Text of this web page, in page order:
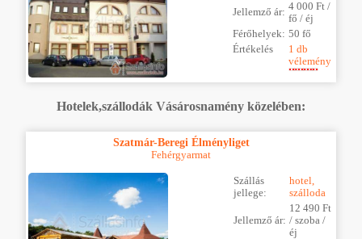
Jellemző ár: 4 000 Ft /
fő / éj
Férőhelyek: 50 fő
Értékelés
1 db
vélemény
Hotelek,szállodák Vásárosnamény közelében:
Szatmár-Beregi Élményliget
Fehérgyarmat
Szállás
jellege:
hotel,
szálloda
Jellemző ár:
12 490 Ft
/ szoba /
éj